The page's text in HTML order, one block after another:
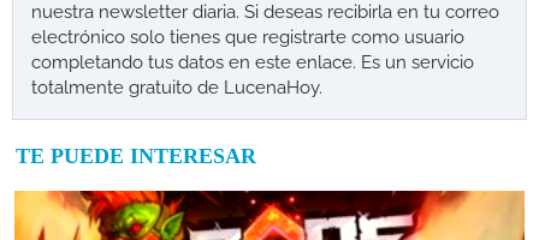
nuestra newsletter diaria. Si deseas recibirla en tu correo
electrónico solo tienes que registrarte como usuario
completando tus datos en este enlace. Es un servicio
totalmente gratuito de LucenaHoy.
TE PUEDE INTERESAR